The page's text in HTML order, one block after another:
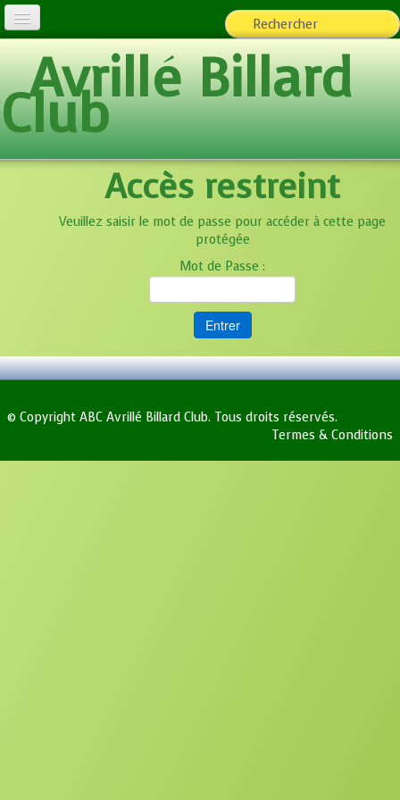
L'Association
Billard loisirs
Espace adhérents
▼
Avrillé Billard
Club
Accès restreint
Veuillez saisir le mot de passe pour accéder à cette page
protégée
Mot de Passe :
© Copyright ABC Avrillé Billard Club. Tous droits réservés.
Termes & Conditions